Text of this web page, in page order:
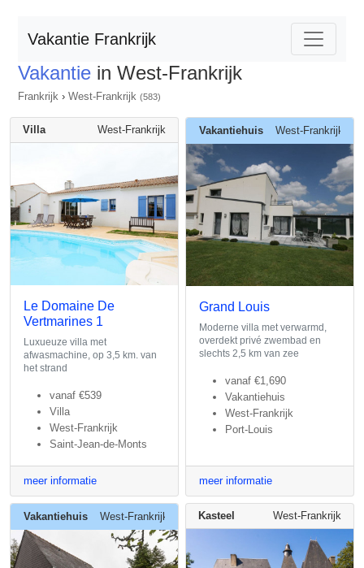
Vakantie Frankrijk
Vakantie in West-Frankrijk
Frankrijk › West-Frankrijk (583)
Villa West-Frankrijk
Le Domaine De
Vertmarines 1
Luxueuze villa met
afwasmachine, op 3,5 km. van
het strand
vanaf €539
Villa
West-Frankrijk
Saint-Jean-de-Monts
meer informatie
Vakantiehuis West-Frankrijk
Grand Louis
Moderne villa met verwarmd,
overdekt privé zwembad en
slechts 2,5 km van zee
vanaf €1,690
Vakantiehuis
West-Frankrijk
Port-Louis
meer informatie
Vakantiehuis West-Frankrijk Kasteel West-Frankrijk